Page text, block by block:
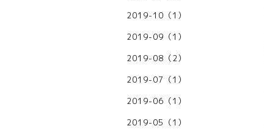
2019-10（1）
2019-09（1）
2019-08（2）
2019-07（1）
2019-06（1）
2019-05（1）